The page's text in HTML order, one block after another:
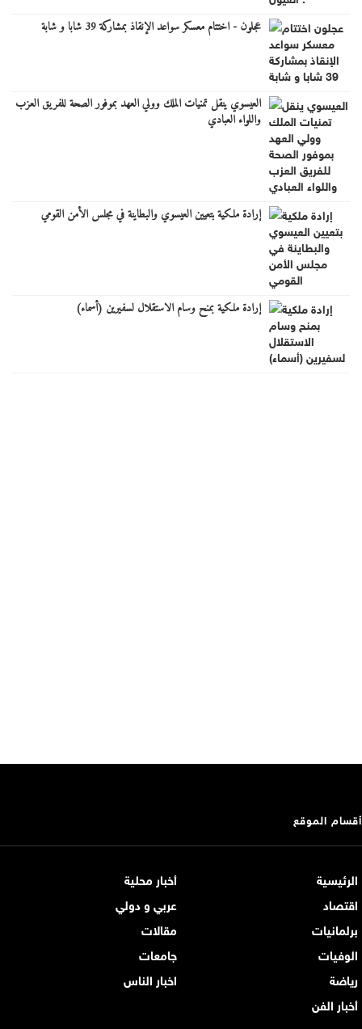
عجلون - اختتام معسكر سواعد الإنقاذ بمشاركة 39 شابا و شابة
العيسوي ينقل تمنيات الملك وولي العهد بموفور الصحة للفريق العزب
واللواء العبادي
إرادة ملكية بتعيين العيسوي والبطاينة في مجلس الأمن القومي
إرادة ملكية بمنح وسام الاستقلال لسفيرين (أسماء)
أقسام الموقع
الرئيسية
أخبار محلية
اقتصاد
عربي و دولي
برلمانيات
مقالات
الوفيات
جامعات
رياضة
اخبار الناس
أخبار الفن